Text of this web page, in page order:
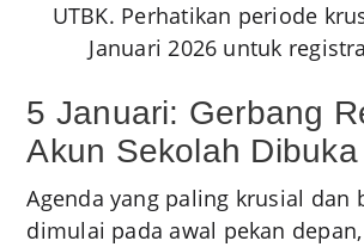
UTBK. Perhatikan periode
Januari 2026 untuk
5 Januari: Gerbang
Akun Sekolah Dibuka
Agenda yang paling krusial dan
dimulai pada awal pekan depan,